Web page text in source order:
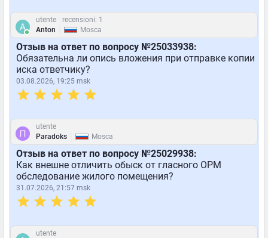
utente
recensioni: 1
Anton
Mosca
Отзыв на ответ по вопросу №25033938:
Обязательна ли опись вложения при отправке копии
иска ответчику?
03.08.2026, 19:25 msk
utente
Paradoks
Mosca
Отзыв на ответ по вопросу №25029938:
Как внешне отличить обыск от гласного ОРМ
обследование жилого помещения?
31.07.2026, 21:57 msk
utente